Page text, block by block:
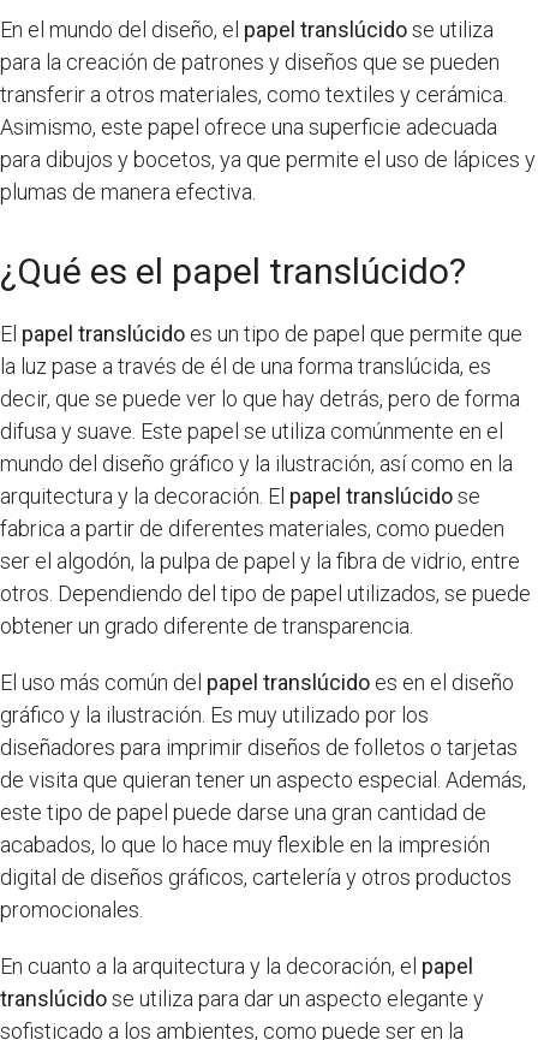
En el mundo del diseño, el papel translúcidose utiliza
para la creación de patrones y diseños que se pueden
transferir a otros materiales, como textiles y cerámica.
Asimismo, este papel ofrece una superficie adecuada
para dibujos y bocetos, ya que permite el uso de lápices y
plumas de manera efectiva.
¿Qué es el papel translúcido?
El papel translúcido es un tipo de papel que permite que
la luz pase a través de él de una forma translúcida, es
decir, que se puede ver lo que hay detrás, pero de forma
difusa y suave. Este papel se utiliza comúnmente en el
mundo del diseño gráfico y la ilustración, así como en la
arquitectura y la decoración. El papel translúcidose
fabrica a partir de diferentes materiales, como pueden
ser el algodón, la pulpa de papel y la fibra de vidrio, entre
otros. Dependiendo del tipo de papel utilizados, se puede
obtener un grado diferente de transparencia.
El uso más común del papel translúcido es en el diseño
gráfico y la ilustración. Es muy utilizado por los
diseñadores para imprimir diseños de folletos o tarjetas
de visita que quieran tener un aspecto especial. Además,
este tipo de papel puede darse una gran cantidad de
acabados, lo que lo hace muy flexible en la impresión
digital de diseños gráficos, cartelería y otros productos
promocionales.
En cuanto a la arquitectura y la decoración, el papel
translúcidose utiliza para dar un aspecto elegante y
sofisticado a los ambientes, como puede ser en la